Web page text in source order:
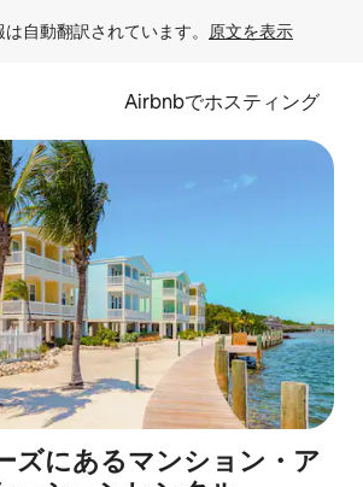
自動翻訳されています。 原文を表示
Airbnbでホスティング
ズにあるマンション・ア